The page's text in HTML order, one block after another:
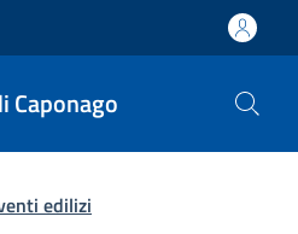
Caponago
edilizi